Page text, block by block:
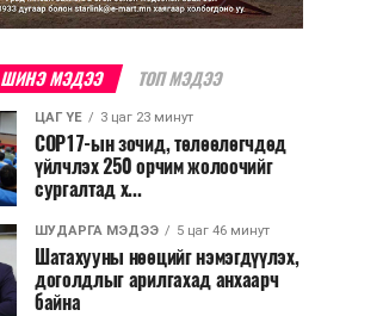
ШИНЭ МЭДЭЭ ТОП МЭДЭЭ
ЦАГ ҮЕ 3 цаг 23 минут
COP17-ын зочид, төлөөлөгчдөд
үйлчлэх 250 орчим жолоочийг
сургалтад х...
ШУДАРГА МЭДЭЭ 5 цаг 46 минут
Шатахууны нөөцийг нэмэгдүүлэх,
доголдлыг арилгахад анхаарч
байна